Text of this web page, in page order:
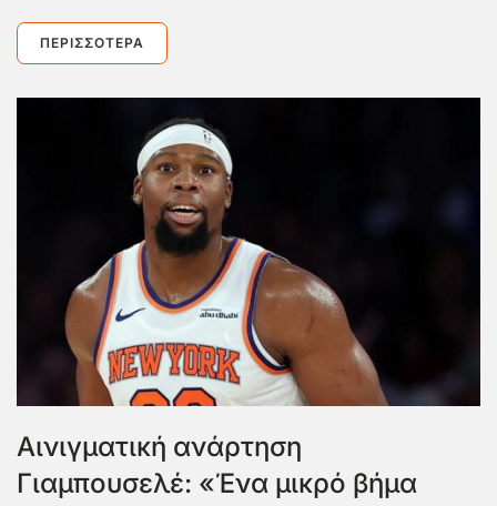
ΠΕΡΙΣΣΌΤΕΡΑ
Αινιγματική ανάρτηση
Γιαμπουσελέ: «Ένα μικρό βήμα